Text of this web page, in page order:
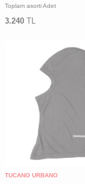
Toplam asorti Adet
3.240 TL
TUCANO URBANO